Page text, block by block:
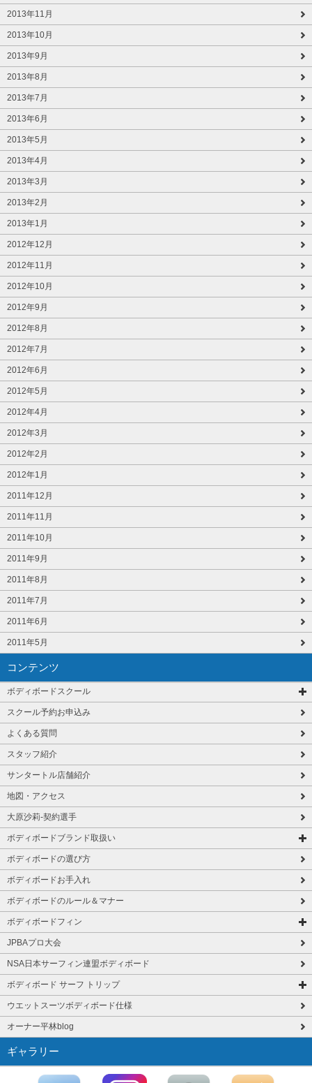
2013年11月
2013年10月
2013年9月
2013年8月
2013年7月
2013年6月
2013年5月
2013年4月
2013年3月
2013年2月
2013年1月
2012年12月
2012年11月
2012年10月
2012年9月
2012年8月
2012年7月
2012年6月
2012年5月
2012年4月
2012年3月
2012年2月
2012年1月
2011年12月
2011年11月
2011年10月
2011年9月
2011年8月
2011年7月
2011年6月
2011年5月
コンテンツ
ボディボードスクール
スクール予約お申込み
よくある質問
スタッフ紹介
サンタートル店舗紹介
地図・アクセス
大原沙莉-契約選手
ボディボードブランド取扱い
ボディボードの選び方
ボディボードお手入れ
ボディボードのルール＆マナー
ボディボードフィン
JPBAプロ大会
NSA日本サーフィン連盟ボディボード
ボディボード サーフ トリップ
ウエットスーツボディボード仕様
オーナー平林blog
ギャラリー